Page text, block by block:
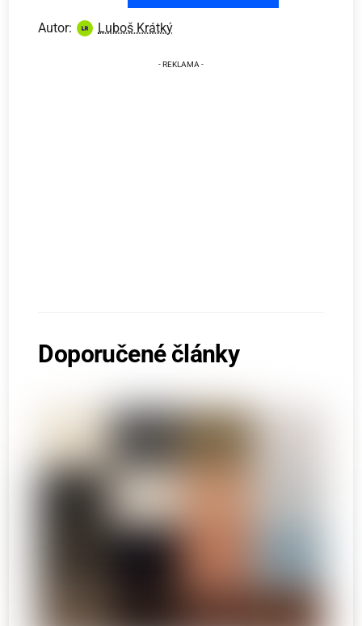
Autor: Luboš Krátký
Doporučené články